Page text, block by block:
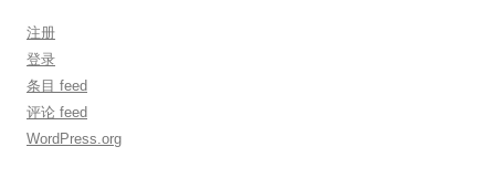
注册
登录
条目 feed
评论 feed
WordPress.org